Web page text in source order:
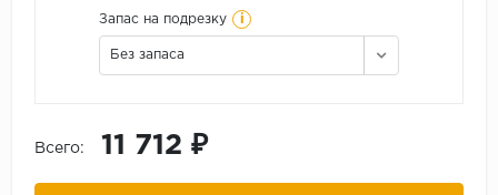
Запас на подрезку i
Без запаса
Всего: 11 712 ₽